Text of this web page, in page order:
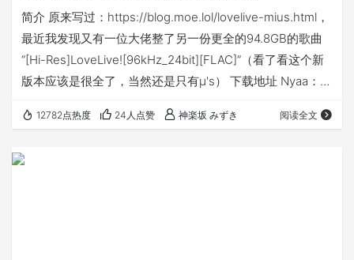
（94.8GB）
简介 原来写过：https://blog.moe.lol/lovelive-mius.html，
最近我发现又有一位大佬整了另一份更全的94.8GB的歌曲
“[Hi-Res]LoveLive![96kHz_24bit][FLAC]”（看了看这个新
版本应该是很全了，当然还是只有μ's） 下载地址 Nyaa：
Oneindex：点击这里
12782点热度 24人点赞 神楽坂 みずき 阅读全文